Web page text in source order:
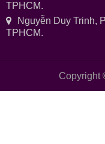
TPHCM.
Nguyễn Duy Trinh,
TPHCM.
Copyright